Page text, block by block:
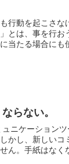
行動を起こさ
とは、事を行
当たる場合にも
らない。
ニケーション
かし、新しい
ん。手紙はなく